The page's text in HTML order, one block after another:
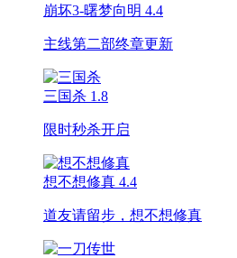
崩坏3-曙梦向明 4.4
主线第二部终章更新
三国杀 1.8
限时秒杀开启
想不想修真 4.4
道友请留步，想不想修真